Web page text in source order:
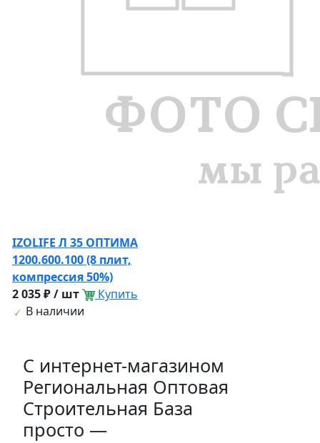
IZOLIFE Л 35 ОПТИМА
1200.600.100 (8 плит,
компрессия 50%)
2 035 ₽ / шт
Купить
В наличии
C интернет-магазином
Региональная Оптовая
Строительная База
просто —